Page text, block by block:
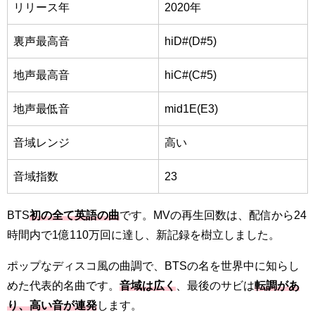
リリース年 2020年
裏声最高音 hiD#(D#5)
地声最高音 hiC#(C#5)
地声最低音 mid1E(E3)
音域レンジ 高い
音域指数 23
BTS初の全て英語の曲です。MVの再生回数は、 配信から24
時間内で1億110万回に達し、新記録を樹立し ました。
ポップなディスコ風の曲調で、BTSの名を世界中に知らし
めた代表的名曲です。 音域は広く 、最後のサビは転調があ
り、高い音が連発します。